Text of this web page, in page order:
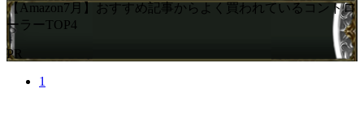
【Amazon7月】おすすめ記事からよく買われているコントロ
ーラーTOP4
PR
1